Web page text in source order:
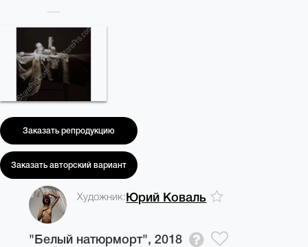
Заказать репродукцию
Заказать авторский вариант
Художник:Юрий Коваль
"Белый натюрморт", 2018